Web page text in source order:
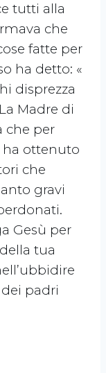
tutti alla
che
fatte per
ha detto: «
disprezza
Madre di
che per
ha ottenuto
che
gravi
Gesù per
tua
padri